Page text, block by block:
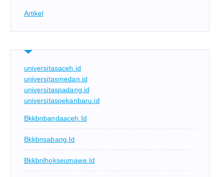
Artikel
universitasaceh.id
universitasmedan.id
universitaspadang.id
universitaspekanbaru.id
Bkkbnbandaaceh.id
Bkkbnsabang.id
Bkkbnlhokseumawe.id